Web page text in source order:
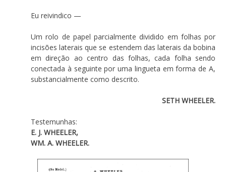
Eu reivindico —
Um rolo de papel parcialmente dividido em folhas por
incisões laterais que se estendem das laterais da bobina
em direção ao centro das folhas, cada folha sendo
conectada à seguinte por uma lingueta em forma de A,
substancialmente como descrito.
SETH WHEELER.
Testemunhas:
E. J. WHEELER,
WM. A. WHEELER.